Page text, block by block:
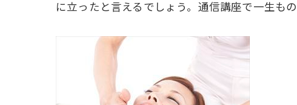
に立ったと言えるでしょう。通信講座で一生も